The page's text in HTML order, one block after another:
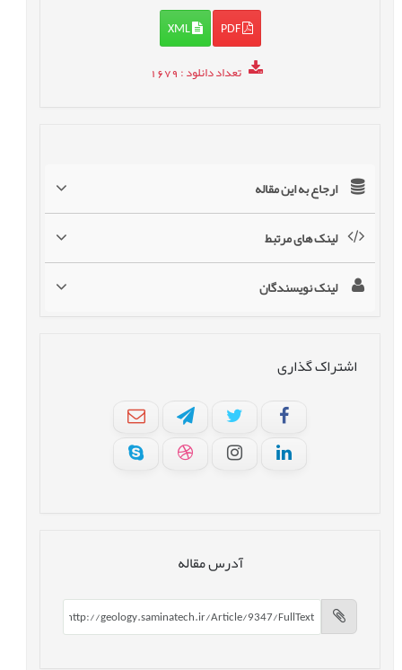
PDF
XML
تعداد دانلود: 1679
ارجاع به این مقاله
لینک های مرتبط
لینک نویسندگان
اشتراک گذاری
آدرس مقاله